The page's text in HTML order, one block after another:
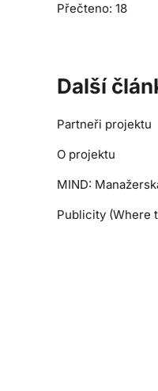
Přečteno: 18
Další
Partneři projektu
O projektu
MIND:
Publicity (Where